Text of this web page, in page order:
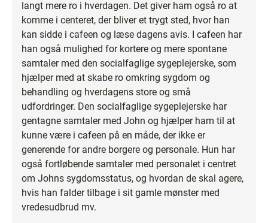
langt mere ro i hverdagen. Det giver ham også ro at
komme i centeret, der bliver et trygt sted, hvor han
kan sidde i cafeen og læse dagens avis. I cafeen har
han også mulighed for kortere og mere spontane
samtaler med den socialfaglige sygeplejerske, som
hjælper med at skabe ro omkring sygdom og
behandling og hverdagens store og små
udfordringer. Den socialfaglige sygeplejerske har
gentagne samtaler med John og hjælper ham til at
kunne være i cafeen på en måde, der ikke er
generende for andre borgere og personale. Hun har
også fortløbende samtaler med personalet i centret
om Johns sygdomsstatus, og hvordan de skal agere,
hvis han falder tilbage i sit gamle mønster med
vredesudbrud mv.